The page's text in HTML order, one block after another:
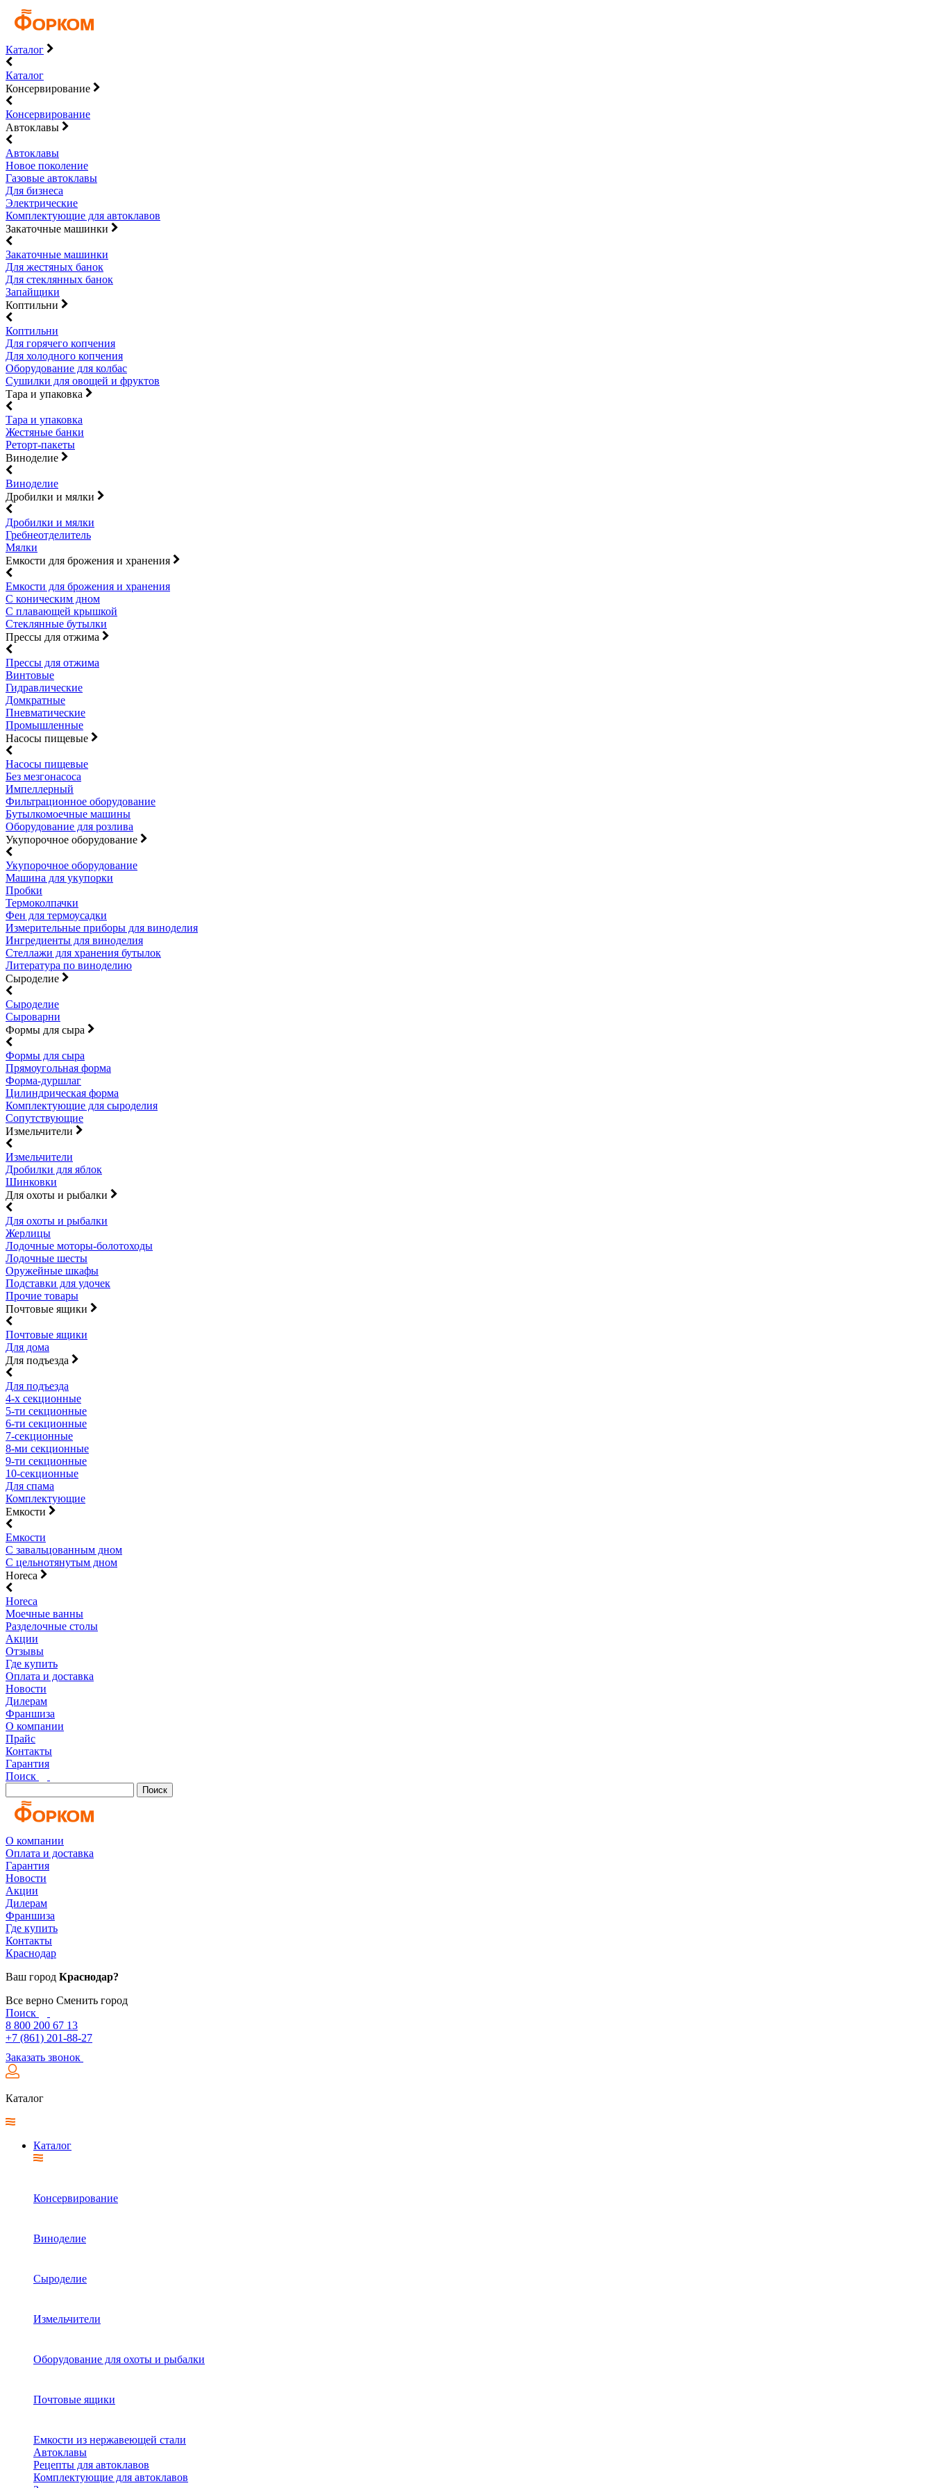
Каталог
Каталог
Консервирование
Консервирование
Автоклавы
Автоклавы
Новое поколение
Газовые автоклавы
Для бизнеса
Электрические
Комплектующие для автоклавов
Закаточные машинки
Закаточные машинки
Для жестяных банок
Для стеклянных банок
Запайщики
Коптильни
Коптильни
Для горячего копчения
Для холодного копчения
Оборудование для колбас
Сушилки для овощей и фруктов
Тара и упаковка
Тара и упаковка
Жестяные банки
Реторт-пакеты
Виноделие
Виноделие
Дробилки и мялки
Дробилки и мялки
Гребнеотделитель
Мялки
Емкости для брожения и хранения
Емкости для брожения и хранения
С коническим дном
С плавающей крышкой
Стеклянные бутылки
Прессы для отжима
Прессы для отжима
Винтовые
Гидравлические
Домкратные
Пневматические
Промышленные
Насосы пищевые
Насосы пищевые
Без мезгонасоса
Импеллерный
Фильтрационное оборудование
Бутылкомоечные машины
Оборудование для розлива
Укупорочное оборудование
Укупорочное оборудование
Машина для укупорки
Пробки
Термоколпачки
Фен для термоусадки
Измерительные приборы для виноделия
Ингредиенты для виноделия
Стеллажи для хранения бутылок
Литература по виноделию
Сыроделие
Сыроделие
Сыроварни
Формы для сыра
Формы для сыра
Прямоугольная форма
Форма-дуршлаг
Цилиндрическая форма
Комплектующие для сыроделия
Сопутствующие
Измельчители
Измельчители
Дробилки для яблок
Шинковки
Для охоты и рыбалки
Для охоты и рыбалки
Жерлицы
Лодочные моторы-болотоходы
Лодочные шесты
Оружейные шкафы
Подставки для удочек
Прочие товары
Почтовые ящики
Почтовые ящики
Для дома
Для подъезда
Для подъезда
4-х секционные
5-ти секционные
6-ти секционные
7-секционные
8-ми секционные
9-ти секционные
10-секционные
Для спама
Комплектующие
Емкости
Емкости
С завальцованным дном
С цельнотянутым дном
Horeca
Horeca
Моечные ванны
Разделочные столы
Акции
Отзывы
Где купить
Оплата и доставка
Новости
Дилерам
Франшиза
О компании
Прайс
Контакты
Гарантия
Поиск
Поиск
О компании
Оплата и доставка
Гарантия
Новости
Акции
Дилерам
Франшиза
Где купить
Контакты
Краснодар
Ваш город Краснодар?
Все верно Сменить город
Поиск
8 800 200 67 13
+7 (861) 201-88-27
Заказать звонок
Каталог
Каталог
Консервирование
Виноделие
Сыроделие
Измельчители
Оборудование для охоты и рыбалки
Почтовые ящики
Емкости из нержавеющей стали
Автоклавы
Рецепты для автоклавов
Комплектующие для автоклавов